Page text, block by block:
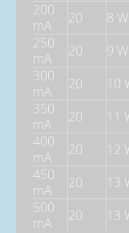
200
mA
20 8 W
250
mA
20 9 W
300
mA
20 10
350
mA
20 11
400
mA
20 12
450
mA
20 13
500
mA
20 13